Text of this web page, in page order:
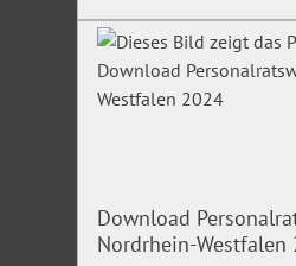
Download
Nordrhein-Westfalen